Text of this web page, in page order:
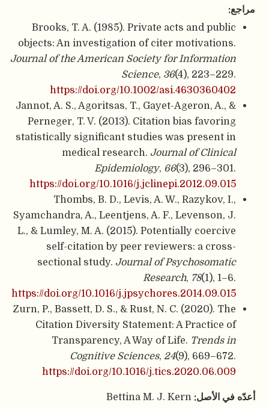
مراجع:
Brooks, T. A. (1985). Private acts and public
objects: An investigation of citer motivations.
Journal of the American Society for Information
Science, 36(4), 223–229.
https://doi.org/10.1002/asi.4630360402
Jannot, A. S., Agoritsas, T., Gayet-Ageron, A., &
Perneger, T. V. (2013). Citation bias favoring
statistically significant studies was present in
medical research. Journal of Clinical
Epidemiology, 66(3), 296–301.
https://doi.org/10.1016/j.jclinepi.2012.09.015
Thombs, B. D., Levis, A. W., Razykov, I.,
Syamchandra, A., Leentjens, A. F., Levenson, J.
L., & Lumley, M. A. (2015). Potentially coercive
self-citation by peer reviewers: a cross-
sectional study. Journal of Psychosomatic
Research, 78(1), 1–6.
https://doi.org/10.1016/j.jpsychores.2014.09.015
Zurn, P., Bassett, D. S., & Rust, N. C. (2020). The
Citation Diversity Statement: A Practice of
Transparency, A Way of Life. Trends in
Cognitive Sciences, 24(9), 669–672.
https://doi.org/10.1016/j.tics.2020.06.009
أعدّه في الأصل: Bettina M. J. Kern